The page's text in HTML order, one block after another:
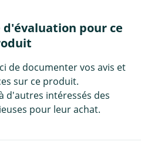
d'évaluation pour ce
de documenter vos avis et
sur ce produit.
d'autres intéressés des
pour leur achat.